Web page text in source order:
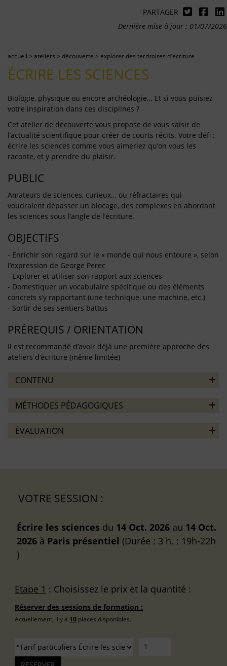
PARTAGER
Dernière mise à jour : 01/07/2026
accueil > ateliers > découverte > explorer des territoires d'écriture
ÉCRIRE LES SCIENCES
Biologie, physique ou encore archéologie… Et si vous puisiez
votre inspiration dans ces disciplines ?
Cet atelier de découverte vous propose de vous saisir de
l’actualité scientifique pour créer de courts récits. Votre défi :
écrire les sciences comme vous aimeriez qu’on vous les
raconte, et y prendre du plaisir.
PUBLIC
Amateurs de sciences, curieux… ou réfractaires qui
voudraient dépasser un blocage, des complexes en abordant
les sciences sous l’angle de l’écriture.
OBJECTIFS
- Enrichir son regard sur le « monde qui nous entoure », selon
l’expression de George Perec
- Explorer et utiliser son rapport aux sciences
- Domestiquer un vocabulaire spécifique ou des éléments
concrets s’y rapportant (une technique, une machine, etc.)
- Sortir de ses sentiers battus
PRÉREQUIS / ORIENTATION
Il est recommandé d’avoir déjà une première approche des
ateliers d’écriture (même limitée)
CONTENU
MÉTHODES PÉDAGOGIQUES
ÉVALUATION
VOTRE SESSION :
Écrire les sciences du 14 Oct. 2026 au 14 Oct.
2026 à Paris présentiel (Durée : 3 h. ; 19h-22h
)
Etape 1 : Choisissez le prix et la quantité :
Réserver des sessions de formation :
Actuellement, il y a 10 places disponibles.